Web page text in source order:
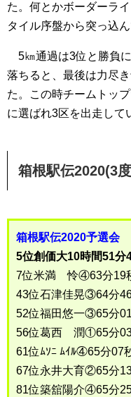
た。何とかボーダーラ
タイル序盤から突っ込
5㎞通過は3位と勝負
落ちると、最後は力尽
た。この時チームトッ
に選ばれ3区を出走して
箱根駅伝2020(3
箱根駅伝2020予選会
5位創価大10時間51分
7位米満 怜④63分19
43位石津佳晃③64分
52位福田悠一③65分
56位葛西 潤①65分
61位ﾑｿﾆ ﾑｲﾙ④65分07
67位永井大育②65分
81位築舘陽介④65分